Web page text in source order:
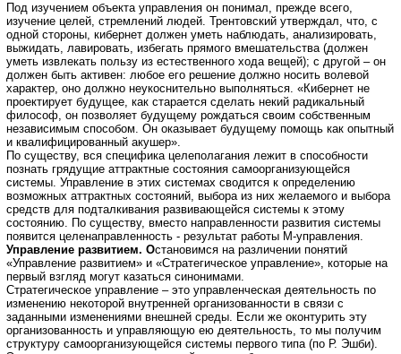
Под изучением объекта управления он понимал, прежде всего,
изучение целей, стремлений людей. Трентовский утверждал, что, с
одной стороны, кибернет должен уметь наблюдать, анализировать,
выжидать, лавировать, избегать прямого вмешательства (должен
уметь извлекать пользу из естественного хода вещей); с другой – он
должен быть активен: любое его решение должно носить волевой
характер, оно должно неукоснительно выполняться. «Кибернет не
проектирует будущее, как старается сделать некий радикальный
философ, он позволяет будущему рождаться своим собственным
независимым способом. Он оказывает будущему помощь как опытный
и квалифицированный акушер».
По существу, вся специфика целеполагания лежит в способности
познать грядущие аттрактные состояния самоорганизующейся
системы. Управление в этих системах сводится к определению
возможных аттрактных состояний, выбора из них желаемого и выбора
средств для подталкивания развивающейся системы к этому
состоянию. По существу, вместо направленности развития системы
появится целенаправленность - результат работы М-управления.
Управление развитием. Остановимся на различении понятий
«Управление развитием» и «Стратегическое управление», которые на
первый взгляд могут казаться синонимами.
Стратегическое управление – это управленческая деятельность по
изменению некоторой внутренней организованности в связи с
заданными изменениями внешней среды. Если же оконтурить эту
организованность и управляющую ею деятельность, то мы получим
структуру самоорганизующейся системы первого типа (по Р. Эшби).